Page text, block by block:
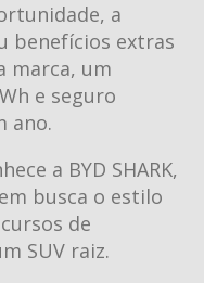
a
benefícios extras
marca, um
e seguro
ano.
a BYD SHARK,
busca o estilo
de
SUV raiz.